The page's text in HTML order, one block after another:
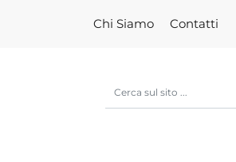
Chi Siamo Contatti